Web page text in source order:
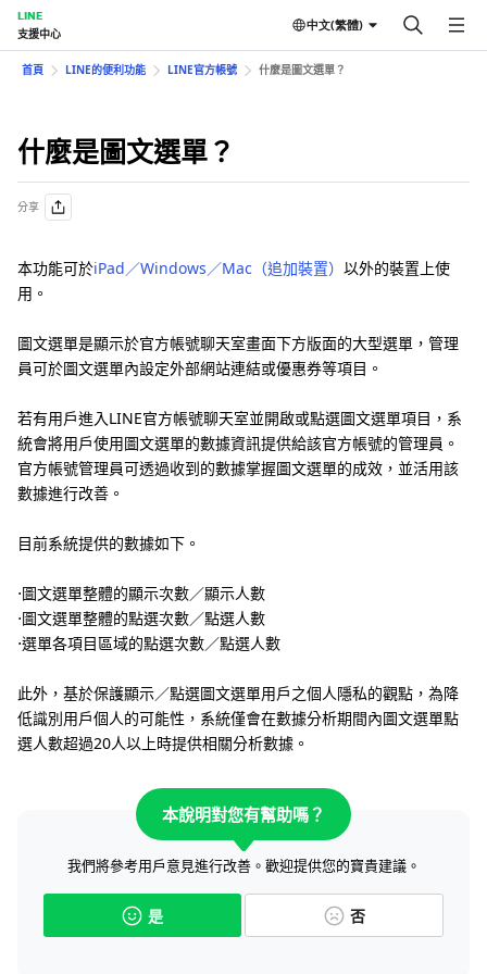
LINE
支援中心
中文(繁體)
首頁 LINE的便利功能 LINE官方帳號 什麼是圖文選單？
什麼是圖文選單？
分享
本功能可於iPad／Windows／Mac（追加裝置） 以外的裝置上使
用。
圖文選單是顯示於官方帳號聊天室畫面下方版面的大型選單，管理
員可於圖文選單內設定外部網站連結或優惠券等項目。
若有用戶進入LINE官方帳號聊天室並開啟或點選圖文選單項目，系
統會將用戶使用圖文選單的數據資訊提供給該官方帳號的管理員。
官方帳號管理員可透過收到的數據掌握圖文選單的成效，並活用該
數據進行改善。
目前系統提供的數據如下。
⋅圖文選單整體的顯示次數／顯示人數
⋅圖文選單整體的點選次數／點選人數
⋅選單各項目區域的點選次數／點選人數
此外，基於保護顯示／點選圖文選單用戶之個人隱私的觀點，為降
低識別用戶個人的可能性，系統僅會在數據分析期間內圖文選單點
選人數超過20人以上時提供相關分析數據。
本說明對您有幫助嗎？
我們將參考用戶意見進行改善。歡迎提供您的寶貴建議。
是 否